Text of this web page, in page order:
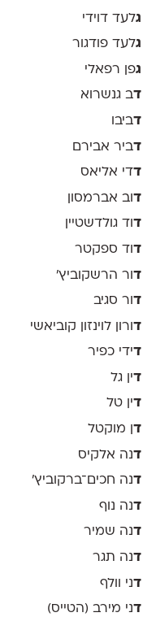
גלעד דוידי
גלעד פודגור
גפן רפאלי
דב גנשרוא
דביבו
דביר אבירם
דדי אליאס
דוב אברמסון
דוד גולדשטיין
דוד ספקטר
דור הרשקוביץ׳
דור סגיב
דורון לוינזון קוביאשי
דידי כפיר
דין גל
דין טל
דן מוקטל
דנה אלקיס
דנה חכים־ברקוביץ׳
דנה נוף
דנה שמיר
דנה תגר
דני וולף
דני מירב (הטייס)